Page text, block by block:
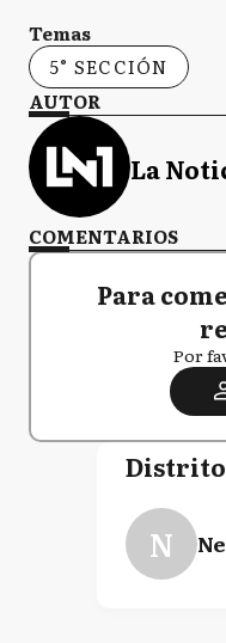
Temas
5° SECCIÓN
AUTOR
La
COMENTARIOS
Para
Por
N